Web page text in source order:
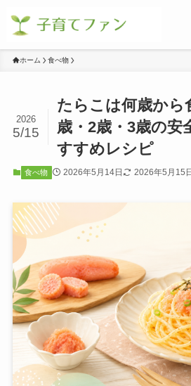
ホーム 食べ物
たらこは何歳から
歳・2歳・3歳の安
すすめレシピ
2026
5/15
食べ物 2026年5月14日 2026年5月15日